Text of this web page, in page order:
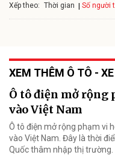
Xếp theo: Thời gian Số người
XEM THÊM Ô TÔ -
Ô tô điện mở rộng
vào Việt Nam
Ô tô điện mở rộng phạm vi
vào Việt Nam. Đây là thời
Quốc thâm nhập thị trường.